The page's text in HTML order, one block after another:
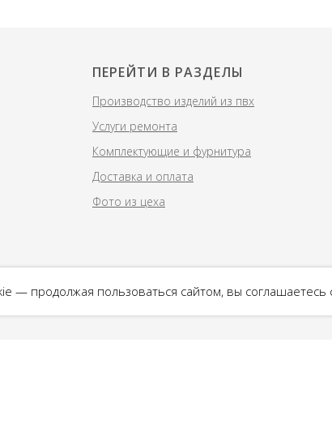
— продолжая пользоваться сайтом, вы соглашаетесь
ПЕРЕЙТИ В РАЗДЕЛЫ
Производство изделий из пвх
Услуги ремонта
Комплектующие и фурнитура
Доставка и оплата
Фото из цеха